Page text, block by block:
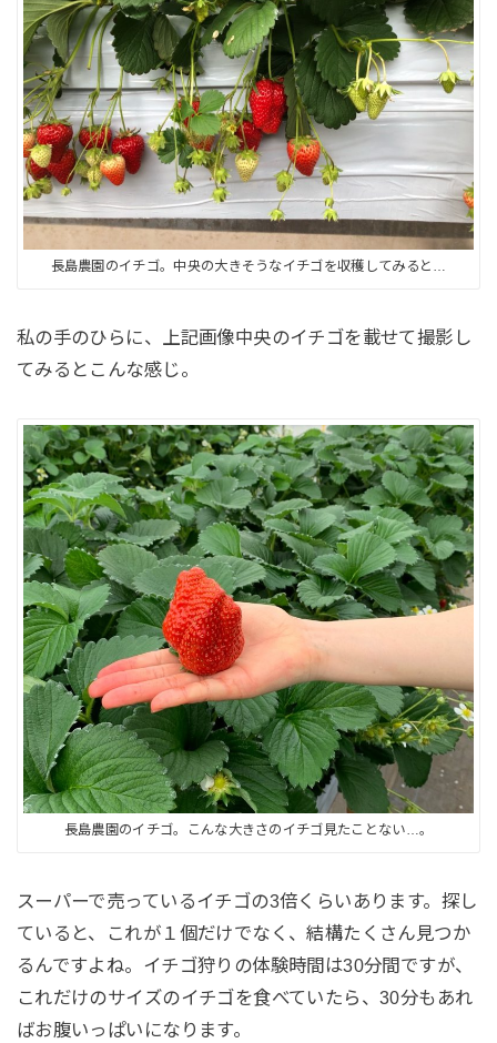
長島農園のイチゴ。中央の大きそうなイチゴを収穫してみると…
私の手のひらに、上記画像中央のイチゴを載せて撮影し
てみるとこんな感じ。
長島農園のイチゴ。こんな大きさのイチゴ見たことない…。
スーパーで売っているイチゴの3倍くらいあります。探し
ていると、これが１個だけでなく、結構たくさん見つか
るんですよね。イチゴ狩りの体験時間は30分間ですが、
これだけのサイズのイチゴを食べていたら、30分もあれ
ばお腹いっぱいになります。